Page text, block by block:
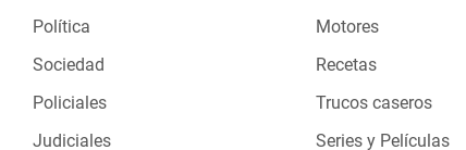
Política
Sociedad
Policiales
Judiciales
Motores
Recetas
Trucos caseros
Series y Películas